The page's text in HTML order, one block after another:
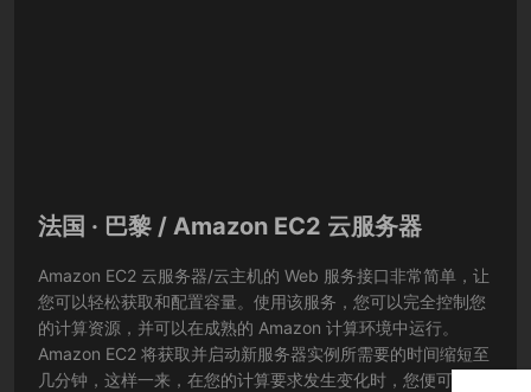
法国 · 巴黎 / Amazon EC2 云服务器
Amazon EC2 云服务器/云主机的 Web 服务接口非常简单，让
您可以轻松获取和配置容量。使用该服务，您可以完全控制您
的计算资源，并可以在成熟的 Amazon 计算环境中运行。
Amazon EC2 将获取并启动新服务器实例所需要的时间缩短至
几分钟，这样一来，在您的计算要求发生变化时，您便可以快